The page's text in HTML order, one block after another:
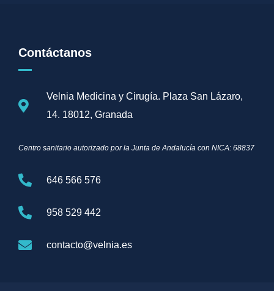
Contáctanos
Velnia Medicina y Cirugía. Plaza San Lázaro,
14. 18012, Granada
Centro sanitario autorizado por la Junta de Andalucía con NICA: 68837
646 566 576
958 529 442
contacto@velnia.es